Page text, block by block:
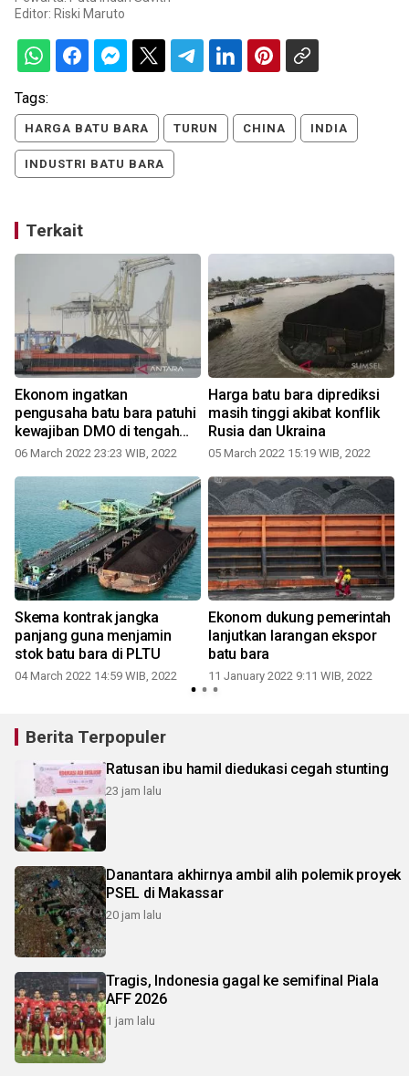
Editor: Riski Maruto
Tags:
HARGA BATU BARA TURUN CHINA INDIA
INDUSTRI BATU BARA
Terkait
Ekonom ingatkan
pengusaha batu bara patuhi
kewajiban DMO di tengah
lonjakan harga
06 March 2022 23:23 WIB, 2022
Harga batu bara diprediksi
masih tinggi akibat konflik
Rusia dan Ukraina
05 March 2022 15:19 WIB, 2022
Skema kontrak jangka
panjang guna menjamin
stok batu bara di PLTU
04 March 2022 14:59 WIB, 2022
Ekonom dukung pemerintah
lanjutkan larangan ekspor
batu bara
11 January 2022 9:11 WIB, 2022
Berita Terpopuler
Ratusan ibu hamil diedukasi cegah stunting
23 jam lalu
Danantara akhirnya ambil alih polemik proyek
PSEL di Makassar
20 jam lalu
Tragis, Indonesia gagal ke semifinal Piala
AFF 2026
1 jam lalu